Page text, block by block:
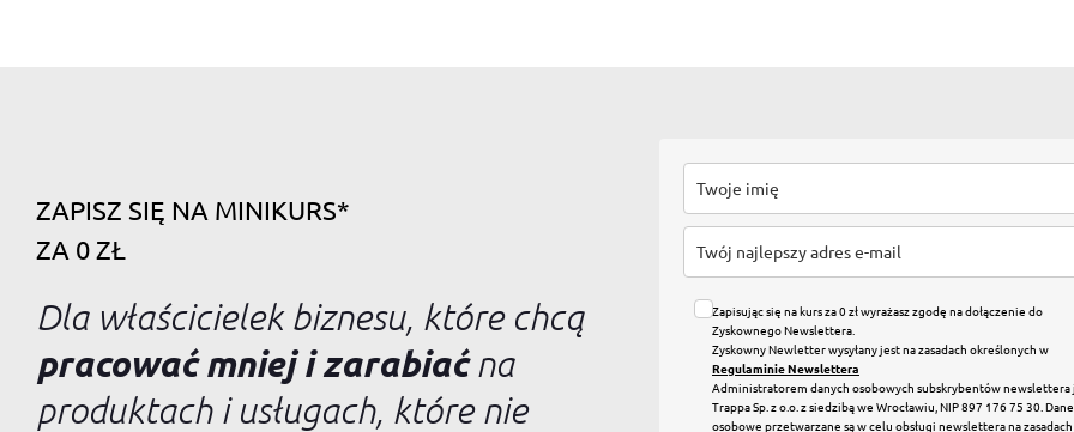
ZAPISZ SIĘ NA MINIKURS*
ZA 0 ZŁ
Dla właścicielek biznesu, które chcą
pracować mniej i zarabiaćna
produktach i usługach, które nie
Zapisując się na kurs za 0 zł wyrażasz zgodę na dołączenie do
Zyskownego Newslettera.
Zyskowny Newletter wysyłany jest na zasadach określonych w
Regulaminie Newslettera
Administratorem danych osobowych subskrybentów newslettera
Trappa Sp. z o.o. z siedzibą we Wrocławiu, NIP 897 176 75 30. Dane
osobowe przetwarzane są w celu obsługi newslettera na zasadach